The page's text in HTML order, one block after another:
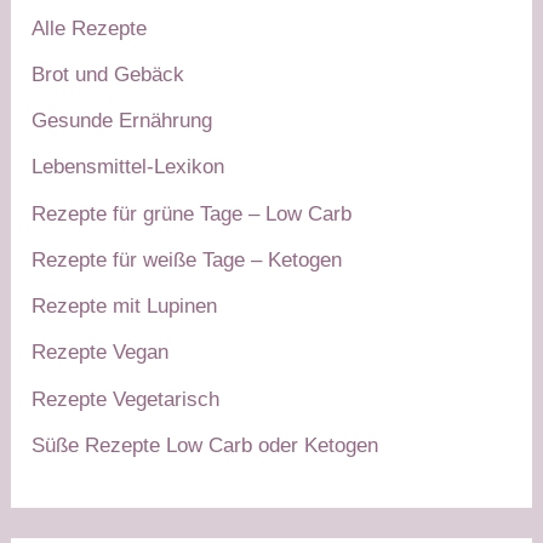
Alle Rezepte
Brot und Gebäck
Gesunde Ernährung
Lebensmittel-Lexikon
Rezepte für grüne Tage – Low Carb
Rezepte für weiße Tage – Ketogen
Rezepte mit Lupinen
Rezepte Vegan
Rezepte Vegetarisch
Süße Rezepte Low Carb oder Ketogen